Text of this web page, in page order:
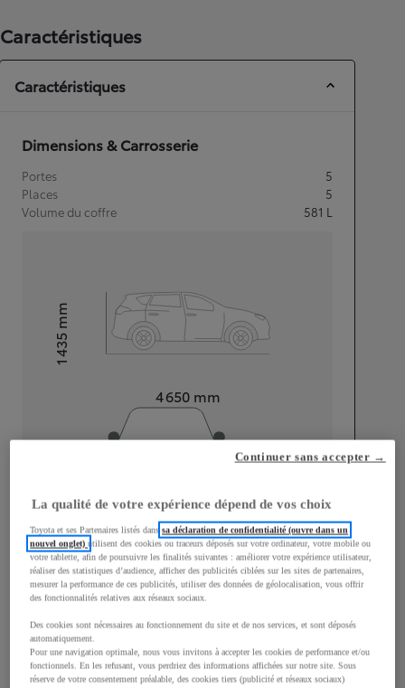
Caractéristiques
Caractéristiques
Dimensions & Carrosserie
Portes
5
Places
5
Volume du coffre
581 L
4 650 mm
Hauteur1 435
mm
Largeur
1 790mm
Consommation mixte
Émissions CO2
121g/km
La qualité de votre expérience dépend de vos choix
Toyota et ses Partenaires listés danssa déclaration de confidentialité (ouvre dans un
nouvel onglet)utilisent des cookies ou traceurs déposés sur votre ordinateur, votre mobile ou
votre tablette, afin de poursuivre les finalités suivantes : améliorer votre expérience utilisateur,
réaliser des statistiques d’audience, afficher des publicités ciblées sur les sites de partenaires,
mesurer la performance de ces publicités, utiliser des données de géolocalisation, vous offrir
des fonctionnalités relatives aux réseaux sociaux.
Des cookies sont nécessaires au fonctionnement du site et de nos services, et sont déposés
automatiquement.
Pour une navigation optimale, nous vous invitons à accepter les cookies de performance et/ou
fonctionnels. En les refusant, vous perdriez des informations affichées sur notre site. Sous
réserve de votre consentement préalable, des cookies tiers (publicité et réseaux sociaux)
Continuer sans accepter →